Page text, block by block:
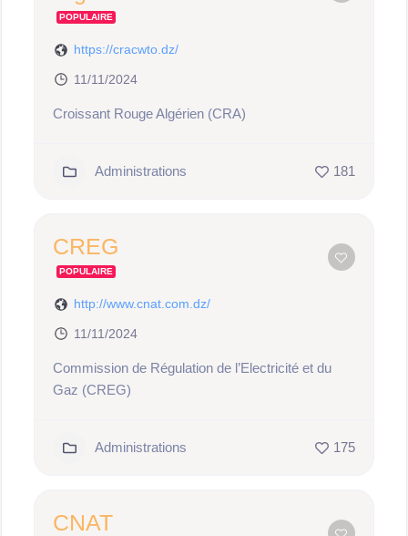
POPULAIRE
https://cracwto.dz/
11/11/2024
Croissant Rouge Algérien (CRA)
Administrations 181
CREG
POPULAIRE
http://www.cnat.com.dz/
11/11/2024
Commission de Régulation de l’Electricité et du
Gaz (CREG)
Administrations 175
CNAT